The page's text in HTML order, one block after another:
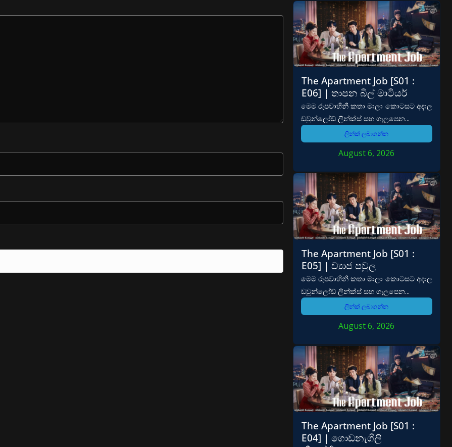
The Apartment Job [S01 :
E06] | තාපන බිල් මාටියර්
මෙම රුපවාහිනී කතා මාලා කොටසට අදාල
ඩවුන්ලෝඩ් ලින්ක්ස් සහ ගැලපෙන...
ලින්ක් ලබාගන්න
August 6, 2026
The Apartment Job [S01 :
E05] | ව්‍යාජ පවුල
මෙම රුපවාහිනී කතා මාලා කොටසට අදාල
ඩවුන්ලෝඩ් ලින්ක්ස් සහ ගැලපෙන...
ලින්ක් ලබාගන්න
August 6, 2026
The Apartment Job [S01 :
E04] | ගොඩනැගිලි